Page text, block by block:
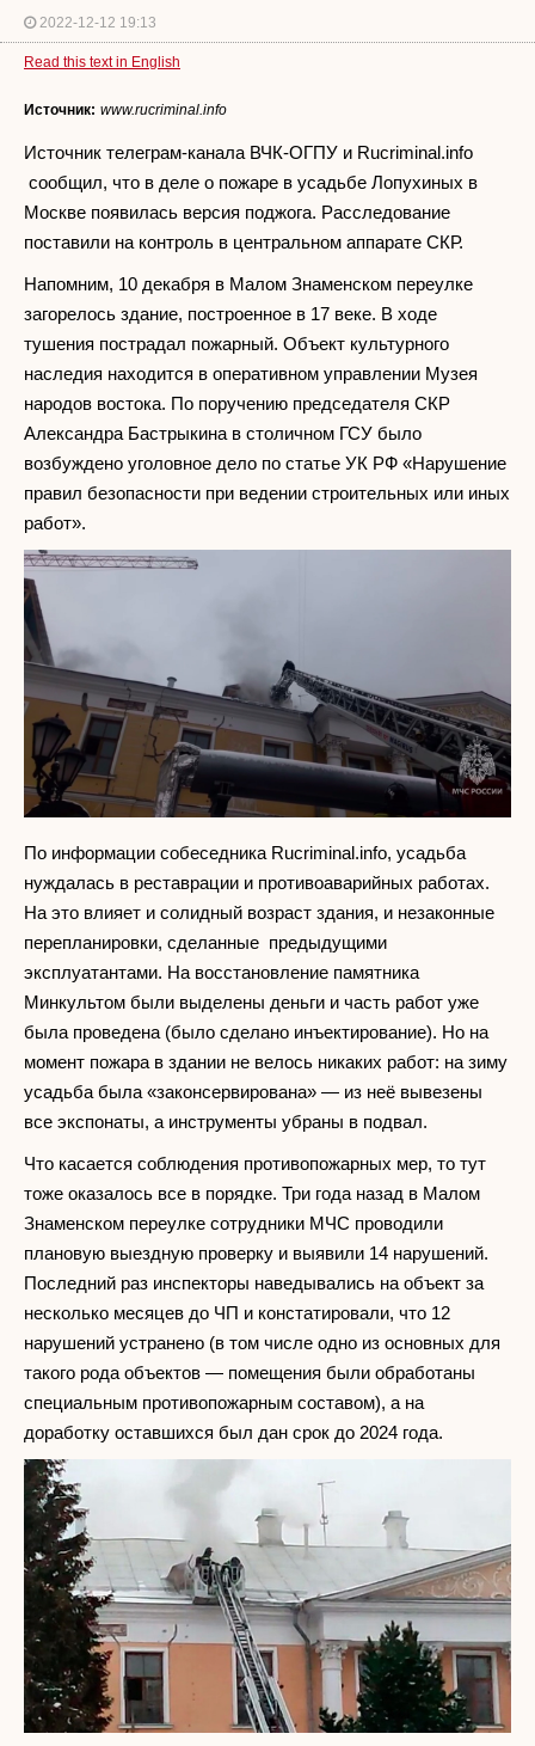
2022-12-12 19:13
Read this text in English
Источник: www.rucriminal.info
Источник телеграм-канала ВЧК-ОГПУ и Rucriminal.info
сообщил, что в деле о пожаре в усадьбе Лопухиных в
Москве появилась версия поджога. Расследование
поставили на контроль в центральном аппарате СКР.
Напомним, 10 декабря в Малом Знаменском переулке
загорелось здание, построенное в 17 веке. В ходе
тушения пострадал пожарный. Объект культурного
наследия находится в оперативном управлении Музея
народов востока. По поручению председателя СКР
Александра Бастрыкина в столичном ГСУ было
возбуждено уголовное дело по статье УК РФ «Нарушение
правил безопасности при ведении строительных или иных
работ».
По информации собеседника Rucriminal.info, усадьба
нуждалась в реставрации и противоаварийных работах.
На это влияет и солидный возраст здания, и незаконные
перепланировки, сделанные предыдущими
эксплуатантами. На восстановление памятника
Минкультом были выделены деньги и часть работ уже
была проведена (было сделано инъектирование). Но на
момент пожара в здании не велось никаких работ: на зиму
усадьба была «законсервирована» — из неё вывезены
все экспонаты, а инструменты убраны в подвал.
Что касается соблюдения противопожарных мер, то тут
тоже оказалось все в порядке. Три года назад в Малом
Знаменском переулке сотрудники МЧС проводили
плановую выездную проверку и выявили 14 нарушений.
Последний раз инспекторы наведывались на объект за
несколько месяцев до ЧП и констатировали, что 12
нарушений устранено (в том числе одно из основных для
такого рода объектов — помещения были обработаны
специальным противопожарным составом), а на
доработку оставшихся был дан срок до 2024 года.